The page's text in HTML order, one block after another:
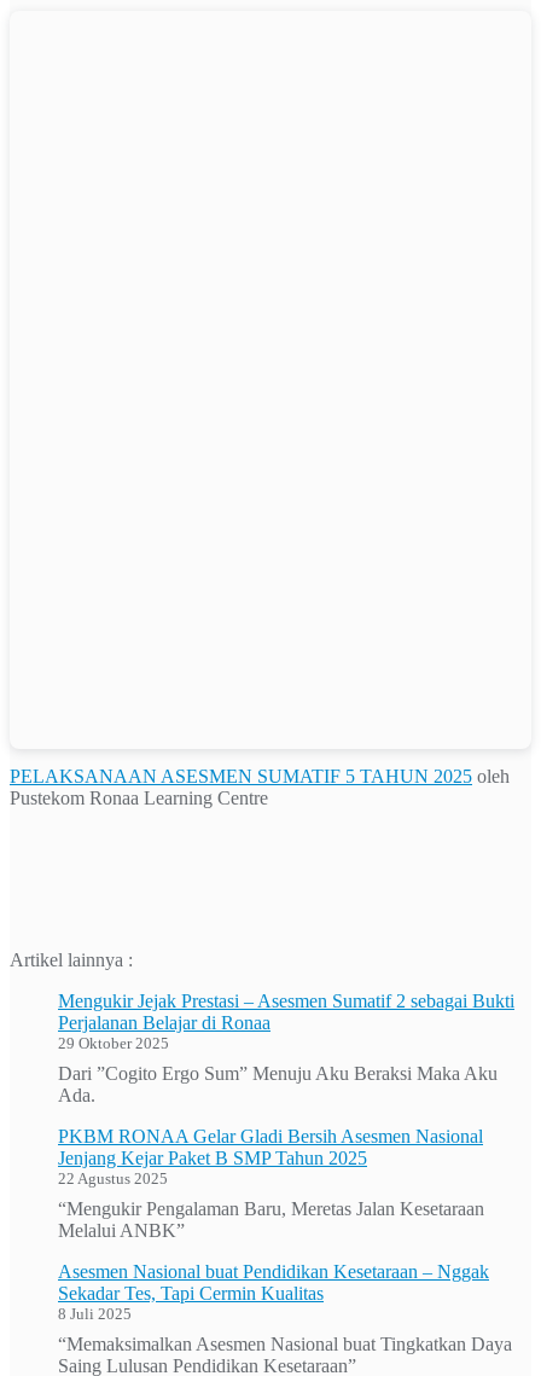
PELAKSANAAN ASESMEN SUMATIF 5 TAHUN 2025 oleh
Pustekom Ronaa Learning Centre
Artikel lainnya :
Mengukir Jejak Prestasi – Asesmen Sumatif 2 sebagai Bukti
Perjalanan Belajar di Ronaa
29 Oktober 2025
Dari ”Cogito Ergo Sum” Menuju Aku Beraksi Maka Aku
Ada.
PKBM RONAA Gelar Gladi Bersih Asesmen Nasional
Jenjang Kejar Paket B SMP Tahun 2025
22 Agustus 2025
“Mengukir Pengalaman Baru, Meretas Jalan Kesetaraan
Melalui ANBK”
Asesmen Nasional buat Pendidikan Kesetaraan – Nggak
Sekadar Tes, Tapi Cermin Kualitas
8 Juli 2025
“Memaksimalkan Asesmen Nasional buat Tingkatkan Daya
Saing Lulusan Pendidikan Kesetaraan”